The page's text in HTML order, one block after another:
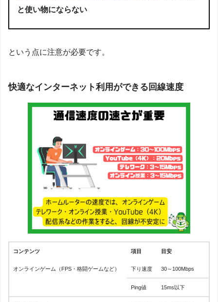
と使い物にならない
という点に注意が必要です。
快適なインターネット利用ができる回線速度
コンテンツ 項目 目安
オンラインゲーム（FPS・格闘ゲームなど） 下り速度 30～100Mbps
Ping値 15ms以下